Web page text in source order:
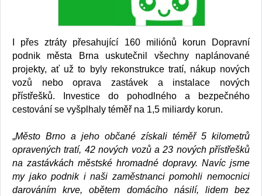
I přes ztráty přesahující 160 miliónů korun Dopravní
podnik města Brna uskutečnil všechny naplánované
projekty, ať už to byly rekonstrukce tratí, nákup nových
vozů nebo oprava zastávek a instalace nových
přístřešků. Investice do pohodlného a bezpečného
cestování se vyšplhaly téměř na 1,5 miliardy korun.
„Město Brno a jeho občané získali téměř 5 kilometrů
opravených tratí, 42 nových vozů a 23 nových přístřešků
na zastávkách městské hromadné dopravy. Navíc jsme
my jako podnik i naši zaměstnanci pomohli nemocnici
darováním krve, obětem domácího násilí, lidem bez